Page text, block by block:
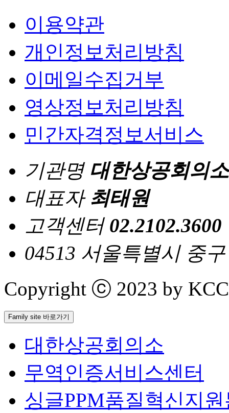
이용약관
개인정보처리방침
이메일수집거부
영상정보처리방침
민간자격정보서비스
기관명 대한상공회의소
대표자 최태원
고객센터 02.2102.3600
04513 서울특별시 중
Copyright ⓒ 2023 by
Family site 바로가기
대한상공회의소
무역인증서비스센터
싱글PPM품질혁신지